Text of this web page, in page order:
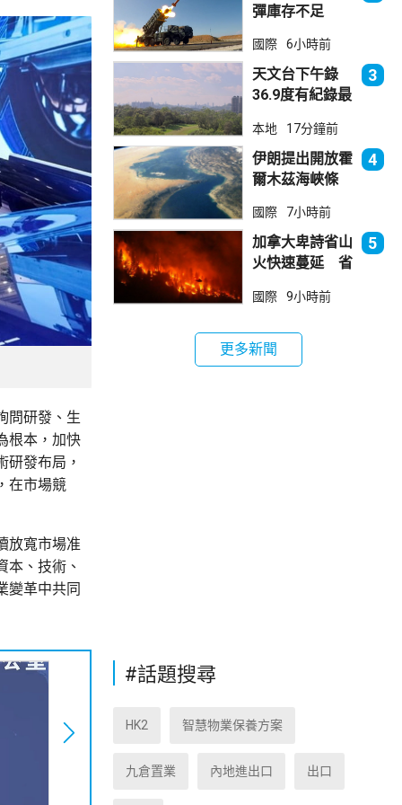
問研發、生
根本，加快
發布局，
在市場競
放寬市場准
、技術、
變革中共同
彈庫存不足
長促加快生產武
器
國際 6小時前
天文台下午錄
36.9度有紀錄最
度境內最高
3
本地 17分鐘前
伊朗提出開放霍
爾木茲海峽條
賠償等
4
國際 7小時前
加拿大卑詩省山
火快速蔓延 省
狀態
5
國際 9小時前
更多新聞
#話題搜尋
HK2 智慧物業保養方案
九倉置業 內地進出口 出口